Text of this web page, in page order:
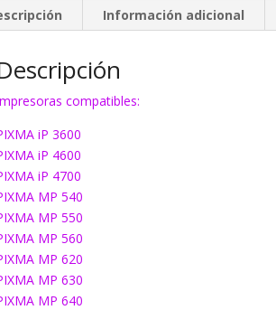
Información adicional
compatibles:
iP 3600
iP 4600
iP 4700
MP 540
MP 550
MP 560
MP 620
MP 630
MP 640